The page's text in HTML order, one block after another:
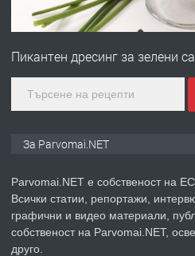
ПРЕДЛАГА
Първи
ПРЕДЛАГА Уроци по
Пикантен дресинг за зелени
За Parvomai.NET
Parvomai.NET е собственост
Всички статии, репортажи,
графични и видео материали,
собственост на Parvomai.NET,
друго.